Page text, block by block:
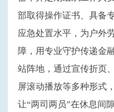
部取得操作证书、具备
应急处置水平，为户外
障，用专业守护传递金
站阵地，通过宣传折页
屏滚动播放等多种形式
让“两司两员”在休息间